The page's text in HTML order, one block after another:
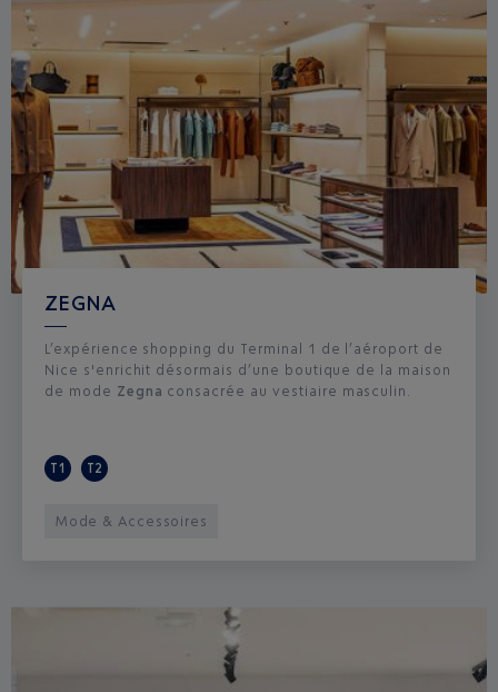
ZEGNA
L’expérience shopping du Terminal 1 de l’aéroport de
Nice s'enrichit désormais d’une boutique de la maison
de mode Zegna consacrée au vestiaire masculin.
T1 T2
Mode & Accessoires